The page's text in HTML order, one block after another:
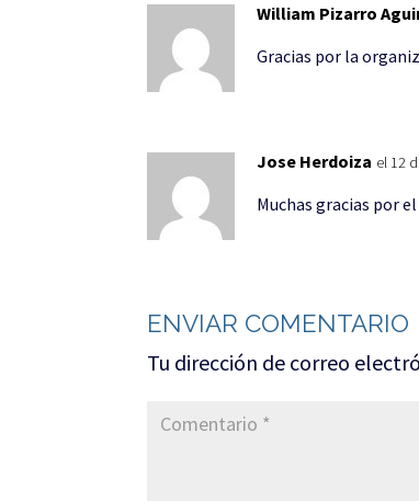
William Pizarro
Gracias por la
Jose Herdoiza el 12
Muchas gracias por
ENVIAR COMENTARIO
Tu dirección de correo